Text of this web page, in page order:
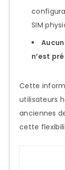
SIM
n’est
Cette
utilisateurs
anciennes
cette